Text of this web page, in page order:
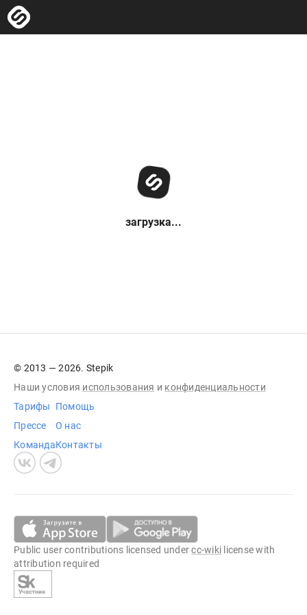
загрузка...
© 2013 — 2026. Stepik
Наши условия использования и конфиденциальности
Тарифы
Прессе
Команда
Помощь
О нас
Контакты
Public user contributions licensed undercc-wiki license with
attribution required